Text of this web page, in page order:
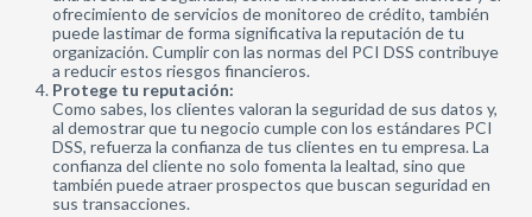
ofrecimiento de servicios de monitoreo de crédito, también
puede lastimar de forma significativa la reputación de tu
organización. Cumplir con las normas del PCI DSS contribuye
a reducir estos riesgos financieros.
Protege tu reputación:
Como sabes, los clientes valoran la seguridad de sus datos y,
al demostrar que tu negocio cumple con los estándares PCI
DSS, refuerza la confianza de tus clientes en tu empresa. La
confianza del cliente no solo fomenta la lealtad, sino que
también puede atraer prospectos que buscan seguridad en
sus transacciones.